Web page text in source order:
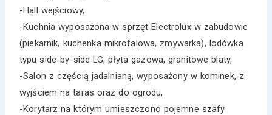
-Hall wejściowy,
-Kuchnia wyposażona w sprzęt Electrolux w zabudowie
(piekarnik, kuchenka mikrofalowa, zmywarka), lodówka
typu side-by-side LG, płyta gazowa, granitowe blaty,
-Salon z częścią jadalnianą, wyposażony w kominek, z
wyjściem na taras oraz do ogrodu,
-Korytarz na którym umieszczono pojemne szafy